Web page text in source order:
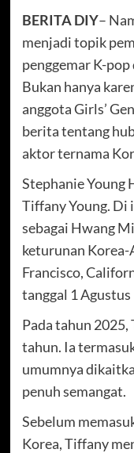
BERITA DIY–
menjadi topik
penggemar K-
Bukan hanya
anggota Girls’
berita tentang
aktor ternama
Stephanie Young
Tiffany Young. Di
sebagai Hwang
keturunan
Francisco,
tanggal 1 Agustus
Pada tahun
tahun. Ia
umumnya
penuh semangat.
Sebelum
Korea, Tiffany